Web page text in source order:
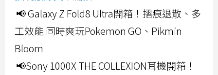
📢 Galaxy Z Fold8 Ultra開箱！摺痕退散、多
工效能 同時爽玩Pokemon GO、Pikmin
Bloom
📢Sony 1000X THE COLLEXION耳機開箱！